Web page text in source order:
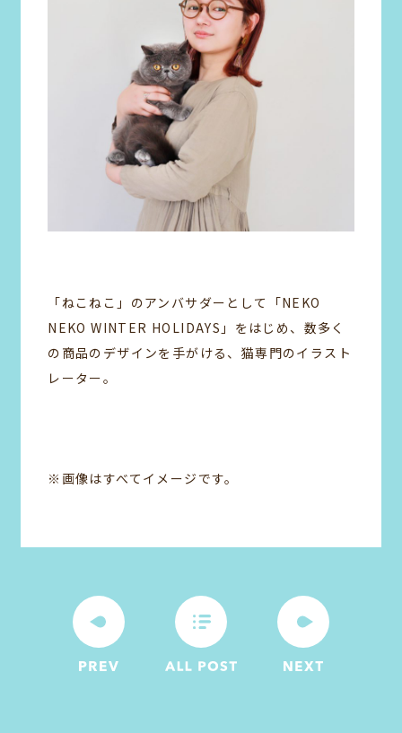
「ねこねこ」のアンバサダーとして「NEKO
NEKO WINTER HOLIDAYS」をはじめ、数多く
の商品のデザインを手がける、猫専門のイラスト
レーター。
※画像はすべてイメージです。